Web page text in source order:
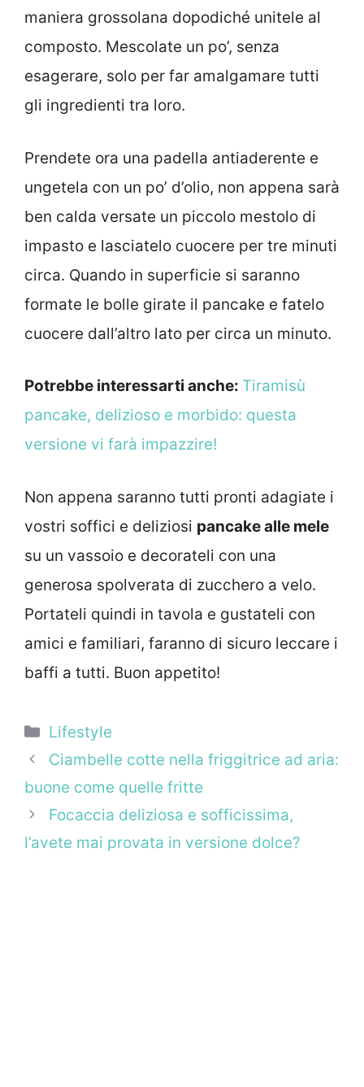
maniera grossolana dopodiché unitele al
composto. Mescolate un po’, senza
esagerare, solo per far amalgamare tutti
gli ingredienti tra loro.
Prendete ora una padella antiaderente e
ungetela con un po’ d’olio, non appena sarà
ben calda versate un piccolo mestolo di
impasto e lasciatelo cuocere per tre minuti
circa. Quando in superficie si saranno
formate le bolle girate il pancake e fatelo
cuocere dall’altro lato per circa un minuto.
Potrebbe interessarti anche: Tiramisù
pancake, delizioso e morbido: questa
versione vi farà impazzire!
Non appena saranno tutti pronti adagiate i
vostri soffici e deliziosi pancake alle mele
su un vassoio e decorateli con una
generosa spolverata di zucchero a velo.
Portateli quindi in tavola e gustateli con
amici e familiari, faranno di sicuro leccare i
baffi a tutti. Buon appetito!
Categorie
Lifestyle
Ciambelle cotte nella friggitrice ad aria:
buone come quelle fritte
Focaccia deliziosa e sofficissima,
l’avete mai provata in versione dolce?